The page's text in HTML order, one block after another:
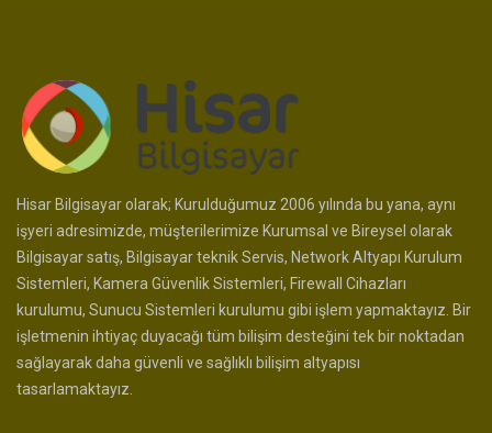
Hisar Bilgisayar olarak; Kurulduğumuz 2006 yılında bu yana, aynı
işyeri adresimizde, müşterilerimize Kurumsal ve Bireysel olarak
Bilgisayar satış, Bilgisayar teknik Servis, Network Altyapı Kurulum
Sistemleri, Kamera Güvenlik Sistemleri, Firewall Cihazları
kurulumu, Sunucu Sistemleri kurulumu gibi işlem yapmaktayız. Bir
işletmenin ihtiyaç duyacağı tüm bilişim desteğini tek bir noktadan
sağlayarak daha güvenli ve sağlıklı bilişim altyapısı
tasarlamaktayız.